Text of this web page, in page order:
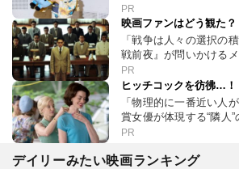
PR
映画ファンはどう観た？
「戦争は人々の選択の
戦前夜』が問いかける
PR
ヒッチコックを彷彿…！
「物理的に一番近い人
賞女優が体現する“隣人”
PR
デイリーみたい映画ランキング